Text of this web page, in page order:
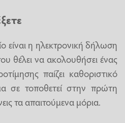
είναι η ηλεκτρονική δήλωση
θέλει να ακολουθήσει ένας
παίζει καθοριστικό
σε τοποθετεί στην πρώτη
τα απαιτούμενα μόρια.